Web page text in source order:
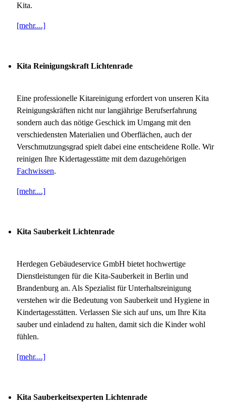
Kita.
[mehr....]
Kita Reinigungskraft Lichtenrade
Eine professionelle Kitareinigung erfordert von unseren Kita
Reinigungskräften nicht nur langjährige Berufserfahrung
sondern auch das nötige Geschick im Umgang mit den
verschiedensten Materialien und Oberflächen, auch der
Verschmutzungsgrad spielt dabei eine entscheidene Rolle. Wir
reinigen Ihre Kidertagesstätte mit dem dazugehörigen
Fachwissen.
[mehr....]
Kita Sauberkeit Lichtenrade
Herdegen Gebäudeservice GmbH bietet hochwertige
Dienstleistungen für die Kita-Sauberkeit in Berlin und
Brandenburg an. Als Spezialist für Unterhaltsreinigung
verstehen wir die Bedeutung von Sauberkeit und Hygiene in
Kindertagesstätten. Verlassen Sie sich auf uns, um Ihre Kita
sauber und einladend zu halten, damit sich die Kinder wohl
fühlen.
[mehr....]
Kita Sauberkeitsexperten Lichtenrade